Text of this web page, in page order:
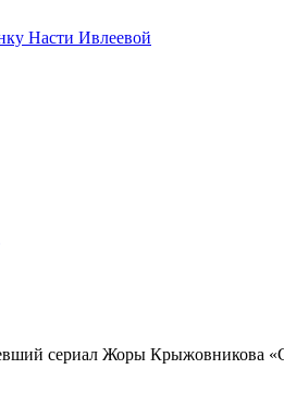
Насти Ивлеевой
сериал Жоры Крыжовникова